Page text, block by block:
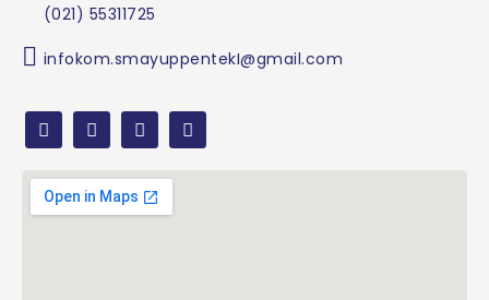
(021) 55311725
infokom.smayuppentekI@gmail.com